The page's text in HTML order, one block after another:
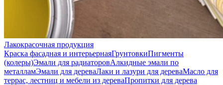
Лакокрасочная продукция
Краска фасадная и интерьернаяГрунтовкиПигменты
(колеры)Эмали для радиаторовАлкидные эмали по
металламЭмали для дереваЛаки и лазури для дереваМасло для
террас, лестниц и мебели из дереваПропитки для дерева